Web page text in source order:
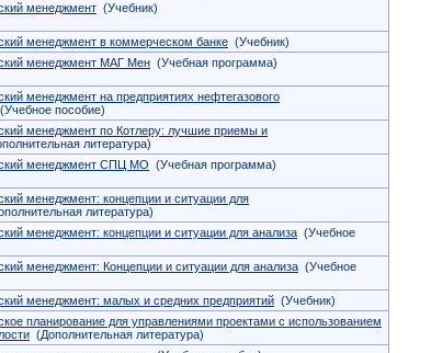
менеджмент (Учебник)
менеджмент в коммерческом банке (Учебник)
менеджмент МАГ Мен (Учебная программа)
менеджмент на предприятиях нефтегазового
(Учебное пособие)
менеджмент по Котлеру: лучшие приемы и
литература)
менеджмент СПЦ МО (Учебная программа)
менеджмент: концепции и ситуации для
литература)
менеджмент: концепции и ситуации для анализа (Учебное
менеджмент: Концепции и ситуации для анализа (Учебное
менеджмент: малых и средних предприятий (Учебник)
планирование для управлениями проектами с использованием
(Дополнительная литература)